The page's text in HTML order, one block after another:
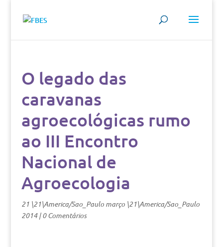
O legado das
caravanas
agroecológicas rumo
ao III Encontro
Nacional de
Agroecologia
21 \21\America/Sao_Paulo março \21\America/Sao_Paulo
2014|0 Comentários